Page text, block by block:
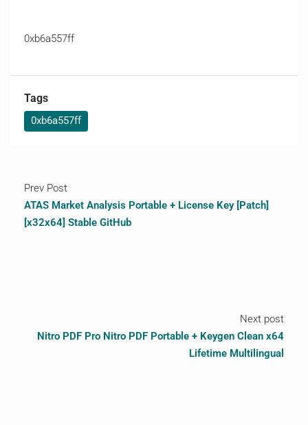
0xb6a557ff
Tags
0xb6a557ff
Prev Post
ATAS Market Analysis Portable + License Key [Patch]
[x32x64] Stable GitHub
Next post
Nitro PDF Pro Nitro PDF Portable + Keygen Clean x64
Lifetime Multilingual